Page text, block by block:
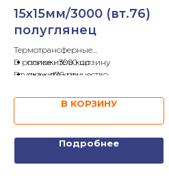
15х15мм/3000 (вт.76)
полуглянец
Термотрансферные
В ролике - 3000 шт
Втулка - d76 мм
положите в корзину
укажите количество
В КОРЗИНУ
Подробнее